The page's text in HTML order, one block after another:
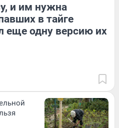
и им нужна
в тайге
еще одну версию их